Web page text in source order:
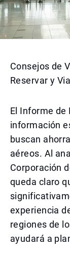
Consejos de
Reservar y
El Informe de
información
buscan
aéreos. Al
Corporación
queda claro
experiencia
regiones de
ayudará a